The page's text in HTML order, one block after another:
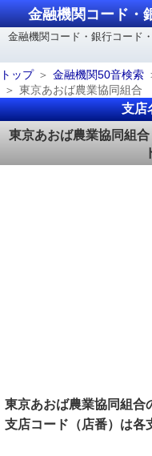
金融機関コード・
金融機関コード・銀行コード
トップ
金融機関50音検索
東京あおば農業協同組合
支店
東京あおば農業協同組
東京あおば農業協同組合
支店コード（店番）は各